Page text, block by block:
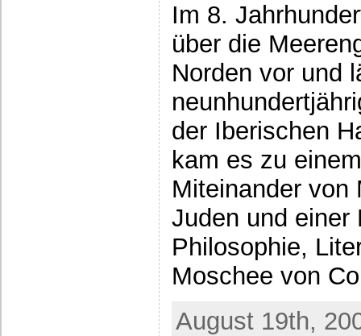
Im 8.
über die
Norden vor und
der Iberischen
kam es zu
Miteinander von
Juden und einer
Philosophie,
Moschee von
August 19th,